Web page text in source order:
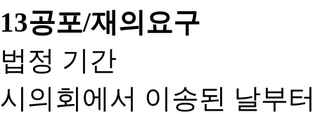
13공포/재의요구
법정 기간
시의회에서 이송된 날부